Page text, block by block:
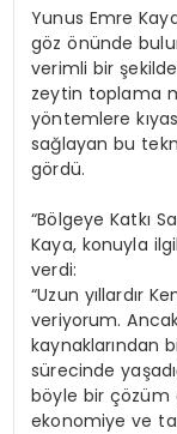
Yunus Emre
göz önünde
verimli bir
zeytin toplama
yöntemlere
sağlayan bu
gördü.
“Bölgeye Katkı
Kaya, konuyla
verdi:
“Uzun yıllardır
veriyorum.
kaynaklarından
sürecinde
böyle bir çözüm
ekonomiye ve